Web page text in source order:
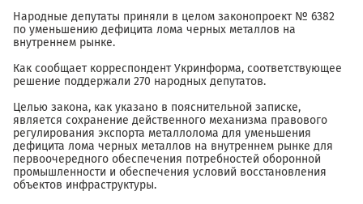
Народные депутаты приняли в целом законопроект № 6382
по уменьшению дефицита лома черных металлов на
внутреннем рынке.
Как сообщает корреспондент Укринформа, соответствующее
решение поддержали 270 народных депутатов.
Целью закона, как указано в пояснительной записке,
является сохранение действенного механизма правового
регулирования экспорта металлолома для уменьшения
дефицита лома черных металлов на внутреннем рынке для
первоочередного обеспечения потребностей оборонной
промышленности и обеспечения условий восстановления
объектов инфраструктуры.